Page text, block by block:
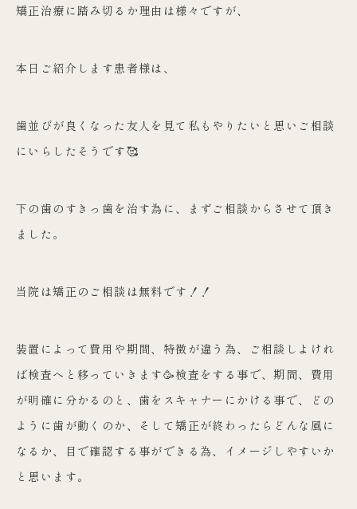
矯正治療に踏み切るか理由は様々ですが、
本日ご紹介します患者様は、
歯並びが良くなった友人を見て私もやりたいと思いご相談
にいらし たそうです🥰
下の歯のすきっ歯を治す為に、まずご相談からさせて頂き
ました。
当院は矯正のご相談は無料です！！
装置によって費用や期間、 特徴が違う為、ご相談しよけれ
ば検査へと移っていきます🥳検査を する事で、期間、費用
が明確に分かるのと、 歯をスキャナーにかける事で、どの
ように歯が動くのか、
そして矯正が終わったらどんな風に
なるか、
目で確認する事ができる為、イメージしやすいか
と思います。